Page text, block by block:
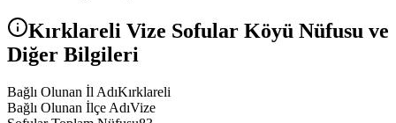
Kırklareli Vize Sofular Köyü Nüfusu ve
Diğer Bilgileri
Bağlı Olunan İl AdıKırklareli
Bağlı Olunan İlçe AdıVize